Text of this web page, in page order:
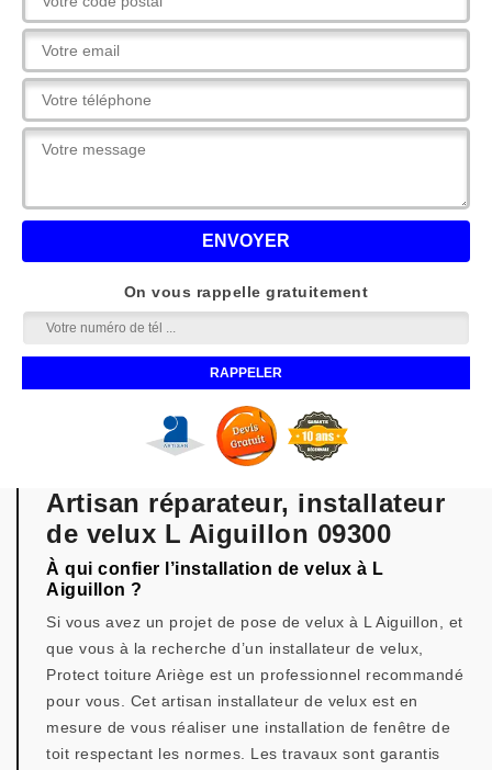
On vous rappelle gratuitement
Artisan réparateur, installateur
de velux L Aiguillon 09300
À qui confier l’installation de velux à L
Aiguillon ?
Si vous avez un projet de pose de velux à L Aiguillon, et
que vous à la recherche d’un installateur de velux,
Protect toiture Ariège est un professionnel recommandé
pour vous. Cet artisan installateur de velux est en
mesure de vous réaliser une installation de fenêtre de
toit respectant les normes. Les travaux sont garantis